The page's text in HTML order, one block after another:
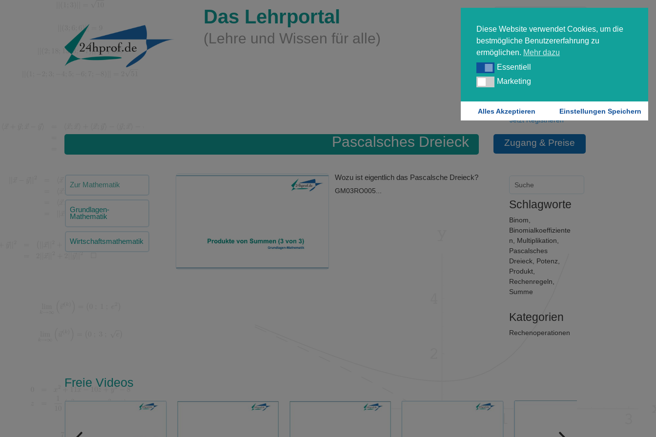
Diese Website verwendet Cookies, um die
bestmögliche Benutzererfahrung zu
ermöglichen. Mehr dazu
EssentiellEssentiell
MarketingMarketing
Alles Akzeptieren Einstellungen Speichern
Das Lehrportal
(Lehre und Wissen für alle)
Forgot your password?
Jetzt Registrieren
Pascalsches Dreieck Zugang & Preise
Zur Mathematik
Grundlagen-
Mathematik
Wirtschaftsmathematik
Wozu ist eigentlich das Pascalsche Dreieck?
GM03RO005...
Schlagworte
Binom,
Binomialkoeffiziente
n, Multiplikation,
Pascalsches
Dreieck, Potenz,
Produkt,
Rechenregeln,
Summe
Kategorien
Rechenoperationen
Freie Videos